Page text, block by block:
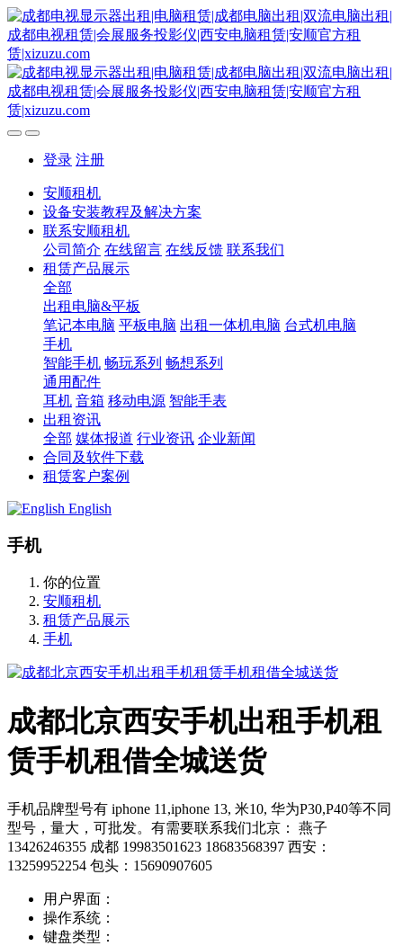
登录 注册
安顺租机
设备安装教程及解决方案
联系安顺租机
公司简介 在线留言 在线反馈 联系我们
租赁产品展示
全部
出租电脑&平板
笔记本电脑 平板电脑 出租一体机电脑 台式机电脑
手机
智能手机 畅玩系列 畅想系列
通用配件
耳机 音箱 移动电源 智能手表
出租资讯
全部 媒体报道 行业资讯 企业新闻
合同及软件下载
租赁客户案例
English
手机
你的位置
安顺租机
租赁产品展示
手机
成都北京西安手机出租手机租
赁手机租借全城送货
手机品牌型号有 iphone 11,iphone 13, 米10, 华为P30,P40等不同
型号，量大，可批发。有需要联系我们北京： 燕子
13426246355 成都 19983501623 18683568397 西安：
13259952254 包头：15690907605
用户界面：
操作系统：
键盘类型：